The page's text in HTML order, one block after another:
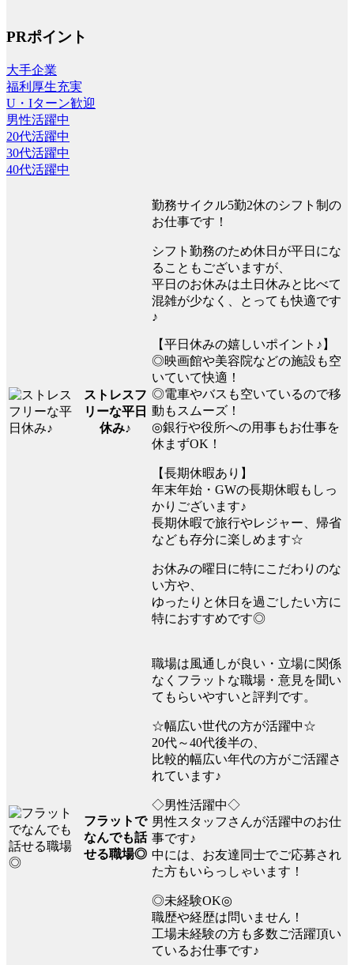
PRポイント
大手企業
福利厚生充実
U・Iターン歓迎
男性活躍中
20代活躍中
30代活躍中
40代活躍中
ストレスフ
リーな平日
休み♪
勤務サイクル5勤2休のシフト制の
お仕事です！
シフト勤務のため休日が平日にな
ることもございますが、
平日のお休みは土日休みと比べて
混雑が少なく、とっても快適です
♪
【平日休みの嬉しいポイント♪】
◎映画館や美容院などの施設も空
いていて快適！
◎電車やバスも空いているので移
動もスムーズ！
◎銀行や役所への用事もお仕事を
休まずOK！
【長期休暇あり】
年末年始・GWの長期休暇もしっ
かりございます♪
長期休暇で旅行やレジャー、帰省
なども存分に楽しめます☆
お休みの曜日に特にこだわりのな
い方や、
ゆったりと休日を過ごしたい方に
特におすすめです◎
フラットで
なんでも話
せる職場◎
職場は風通しが良い・立場に関係
なくフラットな職場・意見を聞い
てもらいやすいと評判です。
☆幅広い世代の方が活躍中☆
20代～40代後半の、
比較的幅広い年代の方がご活躍さ
れています♪
◇男性活躍中◇
男性スタッフさんが活躍中のお仕
事です♪
中には、お友達同士でご応募され
た方もいらっしゃいます！
◎未経験OK◎
職歴や経歴は問いません！
工場未経験の方も多数ご活躍頂い
ているお仕事です♪